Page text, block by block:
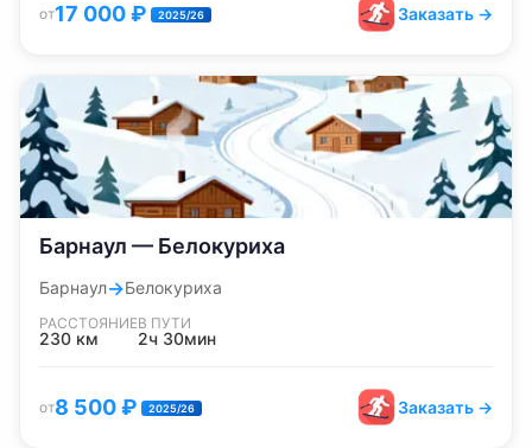
от17 000₽ 2025/26 Заказать →
Барнаул — Белокуриха
Барнаул→Белокуриха
РАССТОЯНИЕ
230 км
В ПУТИ
2ч 30мин
от8 500₽ 2025/26 Заказать →